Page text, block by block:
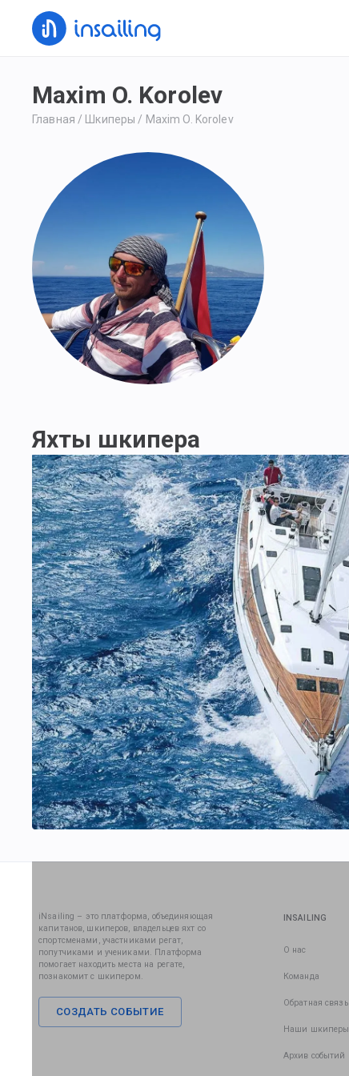
Maxim O. Korolev
Главная / Шкиперы / Maxim O. Korolev
Яхты шкипера
iNsailing – это платформа, объединяющая
капитанов, шкиперов, владельцев яхт со
спортсменами, участниками регат,
попутчиками и учениками. Платформа
помогает находить места на регате,
познакомит с шкипером.
СОЗДАТЬ СОБЫТИЕ
INSAILING
О нас
Команда
Обратная связь
Наши шкиперы
Архив событий